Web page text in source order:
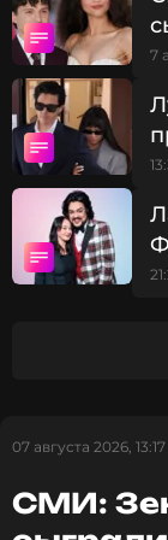
ССЫЛКА
7
07 августа 2026, 13:17
СМИ: